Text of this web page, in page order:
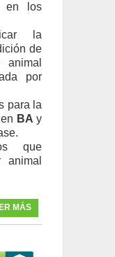
en los
la
de
animal
por
para la
BA y
que
animal
MÁS